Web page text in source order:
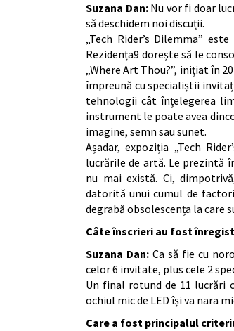
Suzana Dan:Nu vor fi doar
să deschidem noi discuții.
„Tech Rider’s Dilemma”
Rezidența9 dorește să le
„Where Art Thou?”, inițiat în
împreună cu specialiștii
tehnologii cât înțelegerea
instrument le poate avea
imagine, semn sau sunet.
Așadar, expoziția „Tech
lucrările de artă. Le prezintă
nu mai există. Ci,
datorită unui cumul de
degrabă obsolescența la care
Câte înscrieri au fost
Suzana Dan:Ca să fie cu
celor 6 invitate, plus cele 2
Un final rotund de 11 lucrări
ochiul mic de LED își va nara
Care a fost principalul